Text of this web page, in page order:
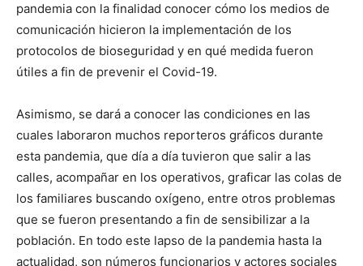
pandemia con la finalidad conocer cómo los medios de
comunicación hicieron la implementación de los
protocolos de bioseguridad y en qué medida fueron
útiles a fin de prevenir el Covid-19.
Asimismo, se dará a conocer las condiciones en las
cuales laboraron muchos reporteros gráficos durante
esta pandemia, que día a día tuvieron que salir a las
calles, acompañar en los operativos, graficar las colas de
los familiares buscando oxígeno, entre otros problemas
que se fueron presentando a fin de sensibilizar a la
población. En todo este lapso de la pandemia hasta la
actualidad, son números funcionarios y actores sociales